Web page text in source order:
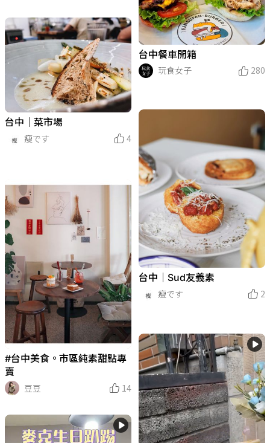
台中餐車開箱
玩食女子
280
台中｜菜市場
瘦です
4
台中｜Sud友義素
瘦です
2
#台中美食。市區純素甜點專
賣
豆豆
14